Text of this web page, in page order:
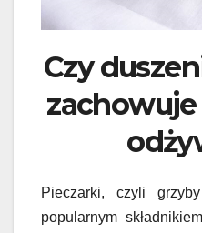
Czy
Pieczarki, czyli
popularnym